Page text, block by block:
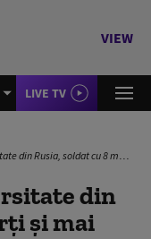
VIEW
LIVE TV
mulți răniți. Studenții au sărit pe geam pentru a scăpa de atacator
din
și mai